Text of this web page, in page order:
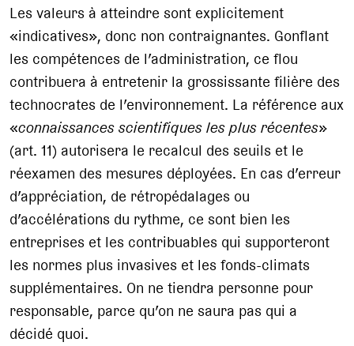
Les valeurs à atteindre sont explicitement
«indicatives», donc non contraignantes. Gonflant
les compétences de l’administration, ce flou
contribuera à entretenir la grossissante filière des
technocrates de l’environnement. La référence aux
«connaissances scientifiques les plus récentes»
(art. 11) autorisera le recalcul des seuils et le
réexamen des mesures déployées. En cas d’erreur
d’appréciation, de rétropédalages ou
d’accélérations du rythme, ce sont bien les
entreprises et les contribuables qui supporteront
les normes plus invasives et les fonds-climats
supplémentaires. On ne tiendra personne pour
responsable, parce qu’on ne saura pas qui a
décidé quoi.